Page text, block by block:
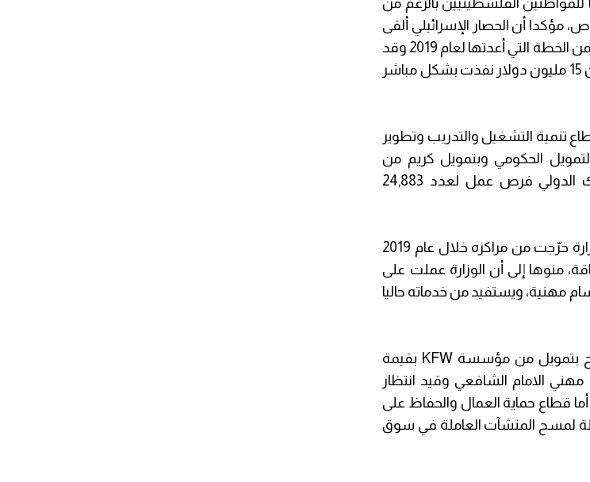
أن الحصار الإسرائيلي ألقى
بظلاله على كل قطاعات الخدمات، "ورغم ذلك واصلت الوزارة عملها ضمن الخطة التي أعدتها لعام 2019 وقد
استطاعت إنجاز ما نسبته 77% من مشاريع وبرامج تقدر قيمتها بأكثر من 15 مليون دولار نفذت بشكل مباشر
تنمية التشغيل والتدريب وتطوير
الوزارة خلال عام 2019 ومن خلال التمويل الحكومي وبتمويل كريم من
المؤسسات المانحة وخاصة منحة دولة قطر الشقيقة ومنحة البنك الدولي فرص عمل لعدد 24,883
وعلى صعيد قطاع تطوير منظومة التدريب المهني، قال أبو ريا إن الوزارة خرّجت من مراكزه خلال عام 2019
منوها إلى أن الوزارة عملت على
مركز تدريب مهني جديد في محافظة الشمال بواقع 4 أقسام مهنية، ويستفيد من خدماته حاليا
وبيّن أن الوزارة استحدثت قسم الطاقة الشمسية في مركز دير البلح بتمويل من مؤسسة KFW بقيمة
مهني الامام الشافعي وقيد انتظار
الصديقة بقيمة 2مليون دولار. أما قطاع حماية العمال والحفاظ على
مهنية، وحملة لمسح المنشآت العاملة في سوق